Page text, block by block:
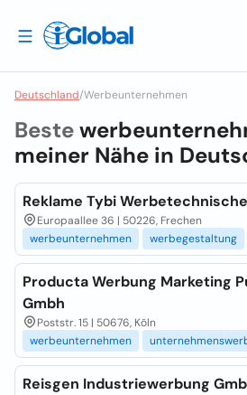
Deutschland/Werbeunternehmen
Beste
meiner Nähe in
Reklame Tybi
Europaallee 36 | 50226, Frechen
werbeunternehmen
werbegestaltung
Producta Werbung Marketing
Gmbh
Poststr. 15 | 50676, Kõln
werbeunternehmen
Reisgen Industriewerbung